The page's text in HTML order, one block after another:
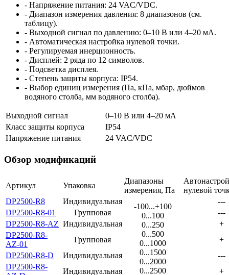
- Напряжение питания: 24 VAC/VDC.
- Диапазон измерения давления: 8 диапазонов (см.
таблицу).
- Выходной сигнал по давлению: 0–10 В или 4–20 мА.
- Автоматическая настройка нулевой точки.
- Регулируемая инерционность.
- Дисплей: 2 ряда по 12 символов.
- Подсветка дисплея.
- Степень защиты корпуса: IP54.
- Выбор единиц измерения (Па, кПа, мбар, дюймов
водяного столба, мм водяного столба).
Выходной сигнал
0–10 В или 4–20 мА
Класс защиты корпуса
IP54
Напряжение питания
24 VAC/VDC
Обзор модификаций
Артикул Упаковка
Диапазоны
измерения, Па
нулевой
DP2500-R8
Индивидуальная
-100...+100
0...100
0...250
0...500
0...1000
0...1500
0...2000
0...2500
---
DP2500-R8-01
Групповая
---
DP2500-R8-AZ Индивидуальная
+
DP2500-R8-
AZ-01
Групповая
+
DP2500-R8-D
Индивидуальная
---
DP2500-R8-
Индивидуальная +